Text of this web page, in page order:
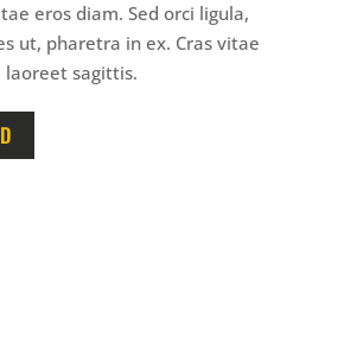
eros diam. Sed orci ligula,
ut, pharetra in ex. Cras vitae
sagittis.